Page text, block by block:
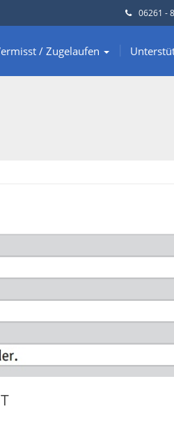
06261 -
/ Zugelaufen